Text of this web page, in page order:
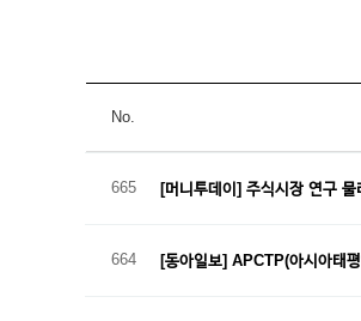
No.
665 [머니투데이] 주식시장 연구
664 [동아일보] APCTP(아시아태